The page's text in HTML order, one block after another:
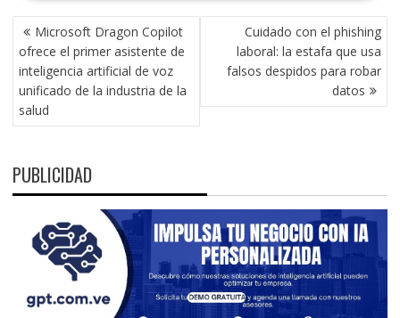
NAVEGACIÓN
DE
ENTRADAS
Microsoft Dragon Copilot
ofrece el primer asistente de
inteligencia artificial de voz
unificado de la industria de la
salud
Cuidado con el phishing
laboral: la estafa que usa
falsos despidos para robar
datos
PUBLICIDAD